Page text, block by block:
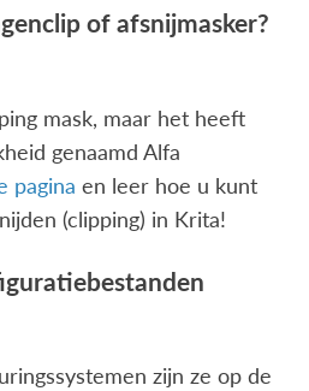
of afsnijmasker?
mask, maar het heeft
genaamd Alfa
pagina en leer hoe u kunt
(clipping) in Krita!
zijn ze op de